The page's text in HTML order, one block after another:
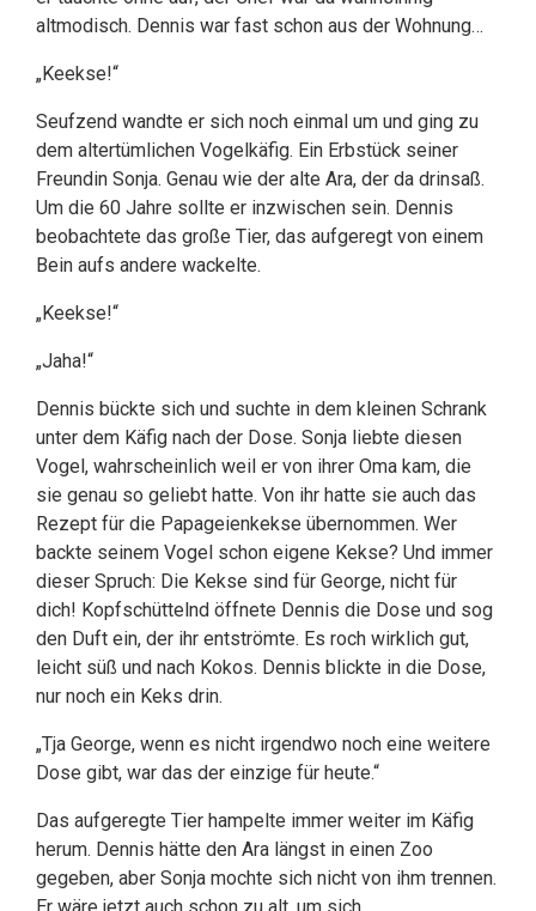
altmodisch. Dennis war fast schon aus der Wohnung…
„Keekse!“
Seufzend wandte er sich noch einmal um und ging zu
dem altertümlichen Vogelkäfig. Ein Erbstück seiner
Freundin Sonja. Genau wie der alte Ara, der da drinsaß.
Um die 60 Jahre sollte er inzwischen sein. Dennis
beobachtete das große Tier, das aufgeregt von einem
Bein aufs andere wackelte.
„Keekse!“
„Jaha!“
Dennis bückte sich und suchte in dem kleinen Schrank
unter dem Käfig nach der Dose. Sonja liebte diesen
Vogel, wahrscheinlich weil er von ihrer Oma kam, die
sie genau so geliebt hatte. Von ihr hatte sie auch das
Rezept für die Papageienkekse übernommen. Wer
backte seinem Vogel schon eigene Kekse? Und immer
dieser Spruch: Die Kekse sind für George, nicht für
dich! Kopfschüttelnd öffnete Dennis die Dose und sog
den Duft ein, der ihr entströmte. Es roch wirklich gut,
leicht süß und nach Kokos. Dennis blickte in die Dose,
nur noch ein Keks drin.
„Tja George, wenn es nicht irgendwo noch eine weitere
Dose gibt, war das der einzige für heute.“
Das aufgeregte Tier hampelte immer weiter im Käfig
herum. Dennis hätte den Ara längst in einen Zoo
gegeben, aber Sonja mochte sich nicht von ihm trennen.